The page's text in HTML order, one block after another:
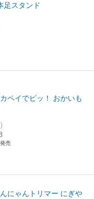
足スタンド
ペイでピッ！ おかいも
売
にゃんトリマー にぎや